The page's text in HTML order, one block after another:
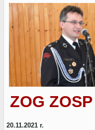
ZOG
20.11.2021 r.